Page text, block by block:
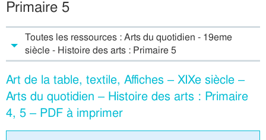
Primaire 5
Toutes les ressources : Arts du quotidien - 19eme
siècle - Histoire des arts : Primaire 5
Art de la table, textile, Affiches – XIXe siècle –
Arts du quotidien – Histoire des arts : Primaire
4, 5 – PDF à imprimer